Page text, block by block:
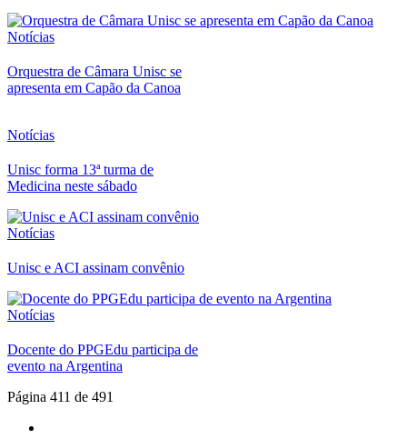
Notícias
Orquestra de Câmara Unisc se
apresenta em Capão da Canoa
Notícias
Unisc forma 13ª turma de
Medicina neste sábado
Notícias
Unisc e ACI assinam convênio
Notícias
Docente do PPGEdu participa de
evento na Argentina
Página 411 de 491